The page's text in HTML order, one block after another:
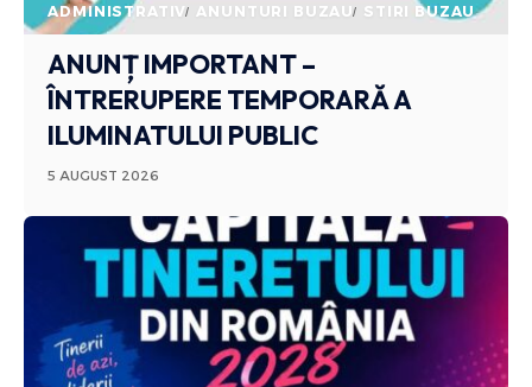
ADMINISTRATIV ANUNTURI BUZAU STIRI BUZAU
ANUNȚ IMPORTANT –
ÎNTRERUPERE TEMPORARĂ A
ILUMINATULUI PUBLIC
5 AUGUST 2026